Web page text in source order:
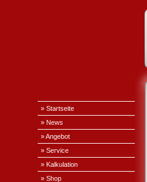
» Startseite
» News
» Angebot
» Service
» Kalkulation
» Shop